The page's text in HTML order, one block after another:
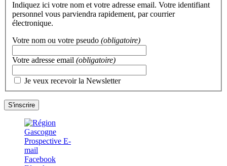
Indiquez ici votre nom et votre adresse email. Votre identifiant
personnel vous parviendra rapidement, par courrier
électronique.
Votre nom ou votre pseudo (obligatoire)
Votre adresse email (obligatoire)
Je veux recevoir la Newsletter